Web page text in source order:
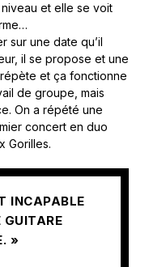
et elle se voit
sur une date qu’il
il se propose et une
et ça fonctionne
de groupe, mais
On a répété une
concert en duo
Gorilles.
INCAPABLE
GUITARE
»